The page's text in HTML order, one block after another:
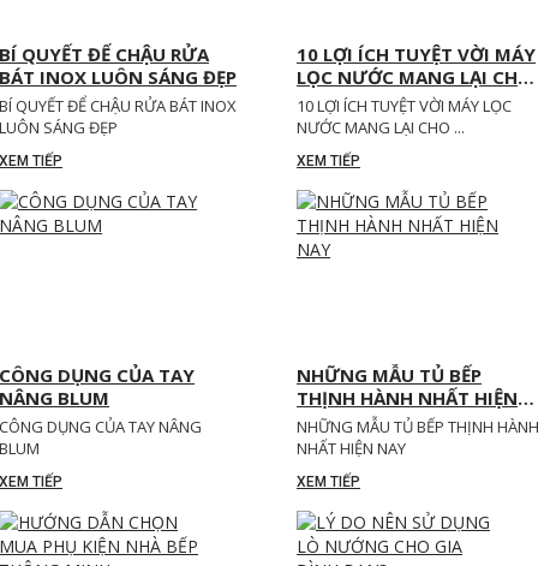
BÍ QUYẾT ĐỂ CHẬU RỬA
BÁT INOX LUÔN SÁNG ĐẸP
BÍ QUYẾT ĐỂ CHẬU RỬA BÁT INOX
LUÔN SÁNG ĐẸP
XEM TIẾP
10 LỢI ÍCH TUYỆT VỜI MÁY
LỌC NƯỚC MANG LẠI CHO
GIA ĐÌNH BẠN
10 LỢI ÍCH TUYỆT VỜI MÁY LỌC
NƯỚC MANG LẠI CHO ...
XEM TIẾP
CÔNG DỤNG CỦA TAY
NÂNG BLUM
CÔNG DỤNG CỦA TAY NÂNG
BLUM
XEM TIẾP
NHỮNG MẪU TỦ BẾP
THỊNH HÀNH NHẤT HIỆN
NAY
NHỮNG MẪU TỦ BẾP THỊNH HÀNH
NHẤT HIỆN NAY
XEM TIẾP